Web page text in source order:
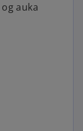
auka